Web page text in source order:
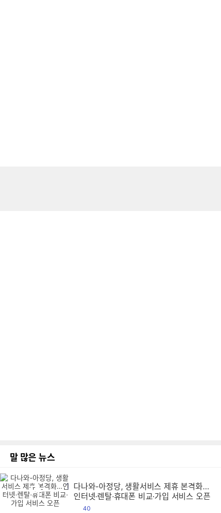
말 많은 뉴스
1 다나와-아정당, 생활서비스 제휴 본격화…
인터넷·렌탈·휴대폰 비교·가입 서비스 오픈
댓
40
다
다
다
다
다
다
다
다
다
다
다
다
다
다
다
다
다
다
다
다
다
다
다
다
다
다
다
다
다
다
다
다
다
다
다
다
다
다
다
다
다
다
다
다
다
다
다
다
다
다
다
다
다
다
다
다
다
다
다
다
다
다
다
다
다
다
다
다
다
다
다
다
다
다
다
다
다
다
다
다
다
다
다
다
다
다
다
다
다
다
다
다
다
다
다
다
다
다
다
다
다
다
다
다
다
다
다
다
다
다
다
다
다
다
다
다
다
다
다
다
다
다
다
다
다
다
다
다
다
다
다
다
다
다
다
다
다
다
다
다
다
다
다
다
다
다
다
다
다
다
다
다
다
다
다
다
다
다
다
다
다
다
다
다
다
다
다
다
다
다
다
다
다
다
다
다
다
다
다
다
다
다
다
다
다
다
다
다
다
다
다
다
다
다
다
다
다
다
다
다
다
다
다
다
다
다
다
다
다
다
다
다
다
다
다
다
다
다
다
다
다
다
다
다
다
다
다
다
다
다
다
다
다
다
다
다
다
다
다
다
다
다
다
다
다
다
다
다
다
다
다
다
다
다
다
다
다
다
다
다
다
다
다
다
다
다
다
다
다
다
다
다
다
다
다
다
다
다
다
다
다
다
다
다
다
다
다
다
다
다
다
다
다
다
다
다
다
다
다
다
다
다
다
다
다
다
다
다
다
다
다
다
다
다
다
다
다
다
다
다
다
다
다
다
다
다
다
다
다
다
다
다
다
다
다
다
다
다
다
다
다
다
다
다
다
다
다
다
다
다
다
다
다
다
다
다
다
다
다
다
다
다
다
다
다
다
다
다
다
다
다
다
다
다
다
다
다
다
다
다
다
다
다
다
다
다
다
다
다
다
다
다
다
다
다
다
다
다
다
다
다
다
다
다
다
다
다
다
다
다
다
다
다
다
다
다
다
다
다
다
다
다
다
다
다
다
다
다
다
다
다
다
다
다
다
다
다
다
다
다
다
다
다
다
다
다
다
다
다
다
다
다
다
다
다
다
다
다
다
다
다
다
다
다
다
다
다
다
다
다
다
다
다
다
다
다
다
다
다
다
다
다
다
다
다
다
다
다
다
다
다
다
다
다
다
다
다
다
다
다
다
다
다
다
다
다
다
다
다
다
다
다
다
다
다
다
다
다
다
다
다
다
다
다
다
다
다
다
다
다
다
다
다
다
다
다
다
다
다
다
다